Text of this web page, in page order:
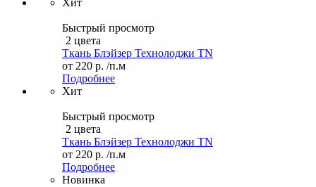
Хит
Быстрый просмотр
2 цвета
Ткань Блэйзер Технолоджи TN
от 220 р. /п.м
Подробнее
Хит
Быстрый просмотр
2 цвета
Ткань Блэйзер Технолоджи TN
от 220 р. /п.м
Подробнее
Новинка